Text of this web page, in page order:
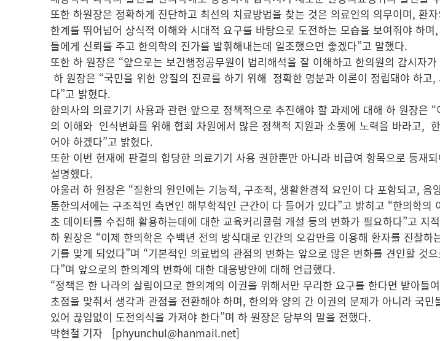
또한 하원장은 정확하게 진단하고 최선의 치료방법을 찾는 것은 의료인의 의무이며, 환
한계를 뛰어넘어 상식적 이해와 시대적 요구를 바탕으로 도전하는 모습을 보여줘야 하
들에게 신뢰를 주고 한의학의 진가를 발휘해내는데 일조했으면 좋겠다”고 말했다.
또한 하 원장은 “앞으로는 보건행정공무원이 법리해석을 잘 이해하고 한의원의 감시자
하 원장은 “국민을 위한 양질의 진료를 하기 위해 정확한 명분과 이론이 정립돼야 하고
다”고 밝혔다.
한의사의 의료기기 사용과 관련 앞으로 정책적으로 추진해야 할 과제에 대해 하 원장은
의 이해와 인식변화를 위해 협회 차원에서 많은 정책적 지원과 소통에 노력을 바라고,
어야 하겠다”고 밝혔다.
또한 이번 헌재에 판결의 합당한 의료기기 사용 권한뿐만 아니라 비급여 항목으로 등재
설명했다.
아울러 하 원장은 “질환의 원인에는 기능적, 구조적, 생활환경적 요인이 다 포함되고,
통한의서에는 구조적인 측면인 해부학적인 근간이 다 들어가 있다”고 밝히고 “한의학
초 데이터를 수집해 활용하는데에 대한 교육커리큘럼 개설 등의 변화가 필요하다”고 지
하 원장은 “이제 한의학은 수백년 전의 방식대로 인간의 오감만을 이용해 환자를 진찰
기를 맞게 되었다”며 “기본적인 의료법의 관점의 변화는 앞으로 많은 변화를 견인할 것
다”며 앞으로의 한의계의 변화에 대한 대응방안에 대해 언급했다.
“정책은 한 나라의 살림이므로 한의계의 이권을 위해서만 무리한 요구를 한다면 받아
초점을 맞춰서 생각과 관점을 전환해야 하며, 한의와 양의 간 이권의 문제가 아니라 국
있어 끊임없이 도전의식을 가져야 한다”며 하 원장은 당부의 말을 전했다.
박현철 기자 [phyunchul@hanmail.net]